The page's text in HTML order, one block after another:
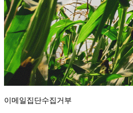
이메일집단수집거부